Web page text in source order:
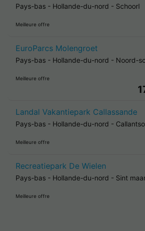
Pays-bas - Hollande-du-nord - Schoorl
Meilleure offre
EuroParcs Molengroet
Pays-bas - Hollande-du-nord - Noord-
Meilleure offre
Landal Vakantiepark Callassande
Pays-bas - Hollande-du-nord -
Meilleure offre
Recreatiepark De Wielen
Pays-bas - Hollande-du-nord - Sint
Meilleure offre